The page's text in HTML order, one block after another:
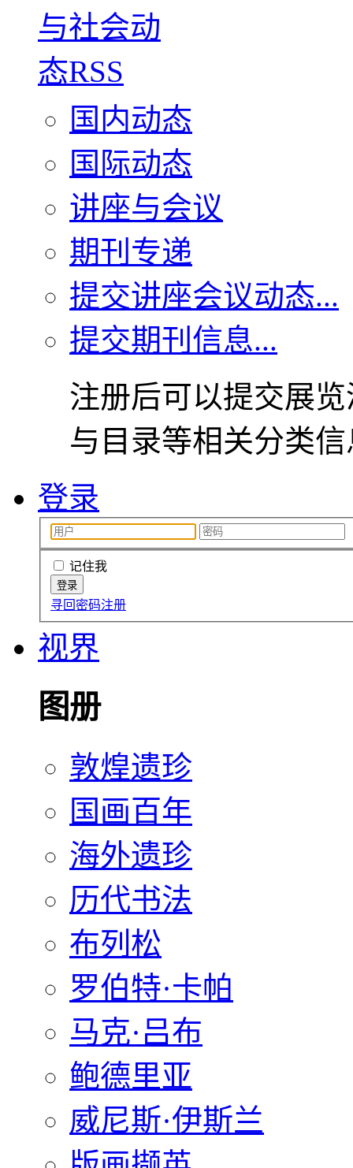
国内动态
国际动态
讲座与会议
期刊专递
提交讲座会议动态...
提交期刊信息...
注册后可以提交展
与目录等相关分类
登录
记住我
寻回密码注册
视界
图册
敦煌遗珍
国画百年
海外遗珍
历代书法
布列松
罗伯特·卡帕
马克·吕布
鲍德里亚
威尼斯·伊斯兰